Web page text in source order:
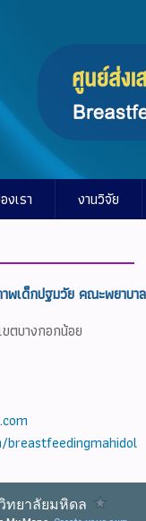
งเรา งานวิจัย
พเด็กปฐมวัย คณะพยาบา
ตบางกอกน้อย